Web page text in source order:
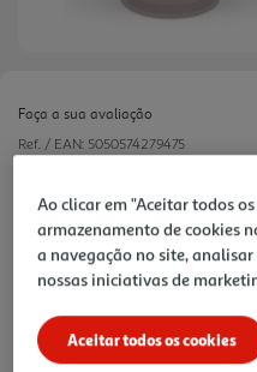
Faça a sua avaliação
Ref. / EAN: 5050574279475
-62%
Price reduced from
7,99 €to
3,00 €
Promoção:de 15/5/2026 a 31/8/2026
Ao clicar em "Aceitar todos
armazenamento de cookies
a navegação no site,
nossas iniciativas de
Aceitar todos os cookies